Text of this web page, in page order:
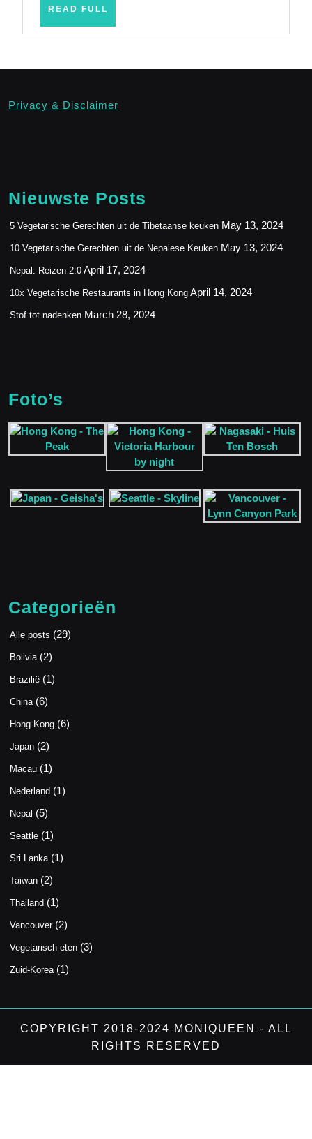
READ FULL
Privacy & Disclaimer
Nieuwste Posts
5 Vegetarische Gerechten uit de Tibetaanse keuken May 13, 2024
10 Vegetarische Gerechten uit de Nepalese Keuken May 13, 2024
Nepal: Reizen 2.0 April 17, 2024
10x Vegetarische Restaurants in Hong Kong April 14, 2024
Stof tot nadenken March 28, 2024
Foto’s
Categorieën
Alle posts (29)
Bolivia (2)
Brazilië (1)
China (6)
Hong Kong (6)
Japan (2)
Macau (1)
Nederland (1)
Nepal (5)
Seattle (1)
Sri Lanka (1)
Taiwan (2)
Thailand (1)
Vancouver(2)
Vegetarisch eten (3)
Zuid-Korea (1)
COPYRIGHT 2018-2024 MONIQUEEN - ALL
RIGHTS RESERVED